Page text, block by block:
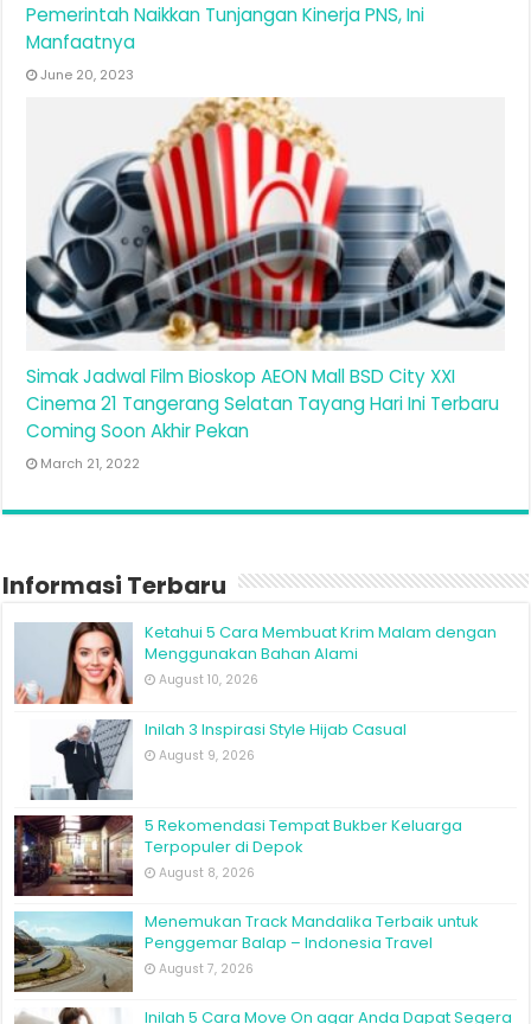
Pemerintah Naikkan Tunjangan Kinerja PNS, Ini
Manfaatnya
June 20, 2023
Simak Jadwal Film Bioskop AEON Mall BSD City XXI
Cinema 21 Tangerang Selatan Tayang Hari Ini Terbaru
Coming Soon Akhir Pekan
March 21, 2022
Informasi Terbaru
Ketahui 5 Cara Membuat Krim Malam dengan
Menggunakan Bahan Alami
August 10, 2026
Inilah 3 Inspirasi Style Hijab Casual
August 9, 2026
5 Rekomendasi Tempat Bukber Keluarga
Terpopuler di Depok
August 8, 2026
Menemukan Track Mandalika Terbaik untuk
Penggemar Balap – Indonesia Travel
August 7, 2026
Inilah 5 Cara Move On agar Anda Dapat Segera